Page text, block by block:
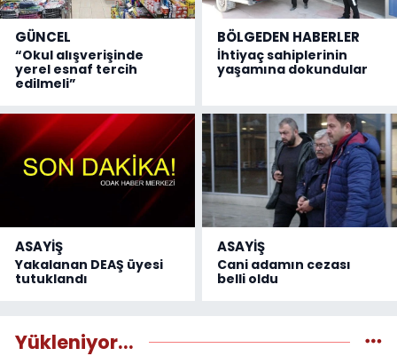
GÜNCEL
“Okul alışverişinde
yerel esnaf tercih
edilmeli”
BÖLGEDEN HABERLER
İhtiyaç sahiplerinin
yaşamına dokundular
ASAYİŞ
Yakalanan DEAŞ üyesi
tutuklandı
ASAYİŞ
Cani adamın cezası
belli oldu
Yükleniyor...